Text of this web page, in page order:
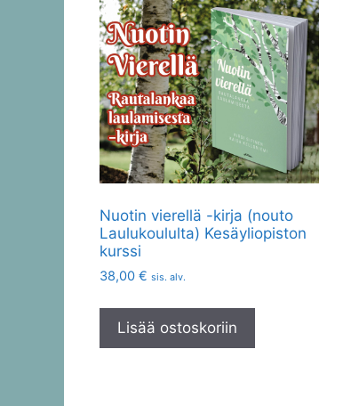
Nuotin vierellä -kirja (nouto
Laulukoululta) Kesäyliopiston
kurssi
38,00 € sis. alv.
Lisää ostoskoriin